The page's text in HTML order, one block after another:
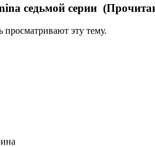
седьмой серии
просматривают эту тему.